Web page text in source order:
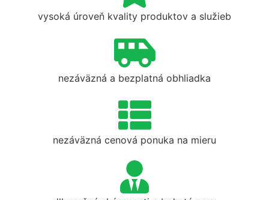
vysoká úroveň kvality produktov a služieb
nezáväzná a bezplatná obhliadka
nezáväzná cenová ponuka na mieru